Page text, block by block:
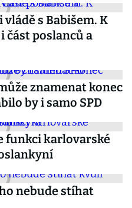
s Babišem. K
část poslanců a
znamenat konec
by i samo SPD
funkci karlovarské
nebude stíhat